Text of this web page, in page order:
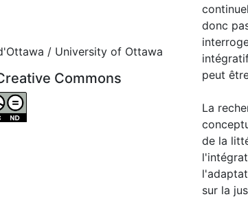
/ University of Ottawa
Commons
NoDerivatives 4.0 International
donc
peut
La
de la
sur la